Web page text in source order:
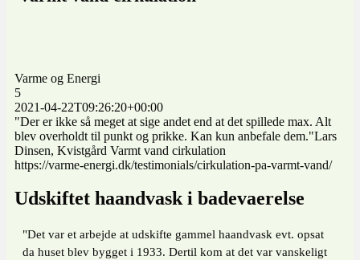
Varme og Energi
5
2021-04-22T09:26:20+00:00
"Der er ikke så meget at sige andet end at det spillede max. Alt
blev overholdt til punkt og prikke. Kan kun anbefale dem."Lars
Dinsen, Kvistgård Varmt vand cirkulation
https://varme-energi.dk/testimonials/cirkulation-pa-varmt-vand/
Udskiftet haandvask i badevaerelse
"Det var et arbejde at udskifte gammel haandvask evt. opsat
da huset blev bygget i 1933. Dertil kom at det var vanskeligt